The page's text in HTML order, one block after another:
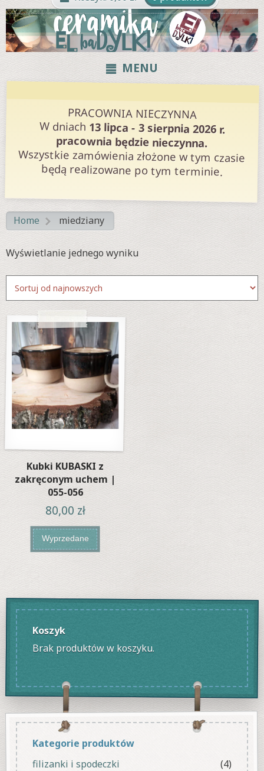
MENU
PRACOWNIA NIECZYNNA
W dniach 13 lipca - 3 sierpnia 2026 r.
pracownia będzie nieczynna.
Wszystkie zamówienia złożone w tym czasie
będą realizowane po tym terminie.
Home > miedziany
Wyświetlanie jednego wyniku
Kubki KUBASKI z
zakręconym uchem |
055-056
80,00 zł
Wyprzedane
Koszyk
Brak produktów w koszyku.
Kategorie produktów
filizanki i spodeczki
(4)